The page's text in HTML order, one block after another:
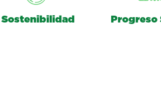
Sostenibilidad Progreso